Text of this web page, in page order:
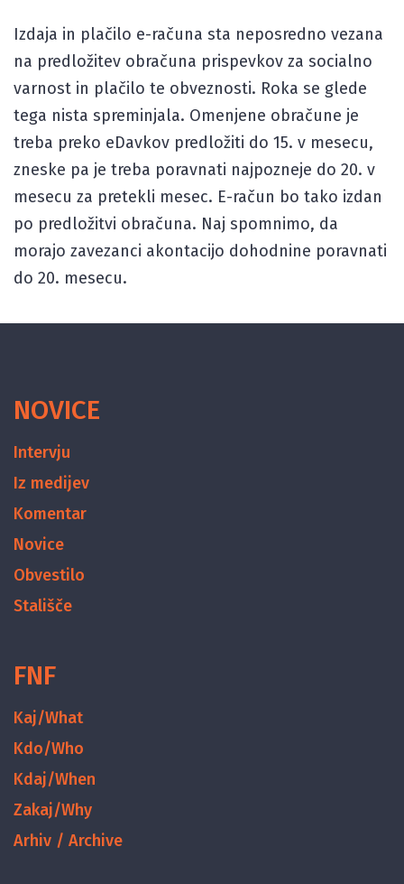
Izdaja in plačilo e-računa sta neposredno vezana
na predložitev obračuna prispevkov za socialno
varnost in plačilo te obveznosti. Roka se glede
tega nista spreminjala. Omenjene obračune je
treba preko eDavkov predložiti do 15. v mesecu,
zneske pa je treba poravnati najpozneje do 20. v
mesecu za pretekli mesec. E-račun bo tako izdan
po predložitvi obračuna. Naj spomnimo, da
morajo zavezanci akontacijo dohodnine poravnati
do 20. mesecu.
NOVICE
Intervju
Iz medijev
Komentar
Novice
Obvestilo
Stališče
FNF
Kaj/What
Kdo/Who
Kdaj/When
Zakaj/Why
Arhiv / Archive